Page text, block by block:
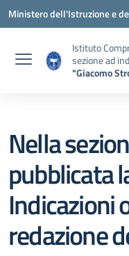
Vai ai contenuti
Vai al menu di navigazione
Vai al footer
Ministero dell'Istruzione e
Istituto
sezione ad
"Giacomo
Nella
pubblicata
Indicazioni
redazione